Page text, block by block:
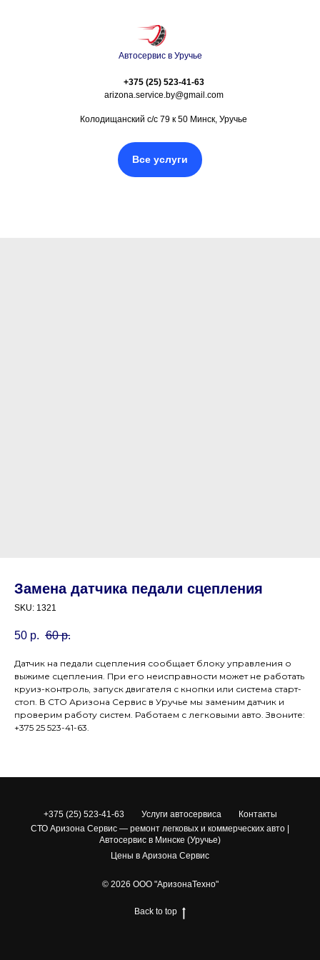
Автосервис в Уручье
+375 (25) 523-41-63
arizona.service.by@gmail.com
Колодищанский с/с 79 к 50 Минск, Уручье
Все услуги
Замена датчика педали сцепления
SKU: 1321
50 р. 60 р.
Датчик на педали сцепления сообщает блоку управления о
выжиме сцепления. При его неисправности может не работать
круиз-контроль, запуск двигателя с кнопки или система старт-
стоп. В СТО Аризона Сервис в Уручье мы заменим датчик и
проверим работу систем. Работаем с легковыми авто. Звоните:
+375 25 523-41-63.
+375 (25) 523-41-63 Услуги автосервиса
Контакты
СТО Аризона Сервис — ремонт легковых и коммерческих авто |
Автосервис в Минске (Уручье)
Цены в Аризона Сервис
© 2026 ООО "АризонаТехно"
Back to top